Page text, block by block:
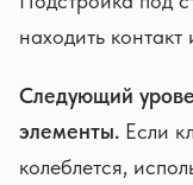
находить
Следующий
элементы. Если
колеблется,